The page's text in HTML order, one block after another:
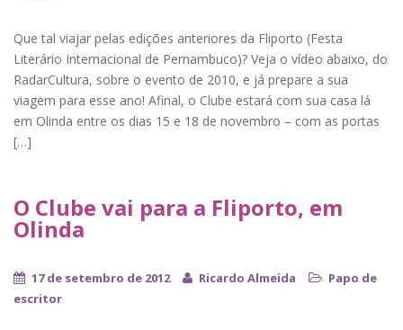
Que tal viajar pelas edições anteriores da Fliporto (Festa
Literário Internacional de Pernambuco)? Veja o vídeo abaixo, do
RadarCultura, sobre o evento de 2010, e já prepare a sua
viagem para esse ano! Afinal, o Clube estará com sua casa lá
em Olinda entre os dias 15 e 18 de novembro – com as portas
[…]
O Clube vai para a Fliporto, em
Olinda
17 de setembro de 2012 Ricardo Almeida
Papo de
escritor